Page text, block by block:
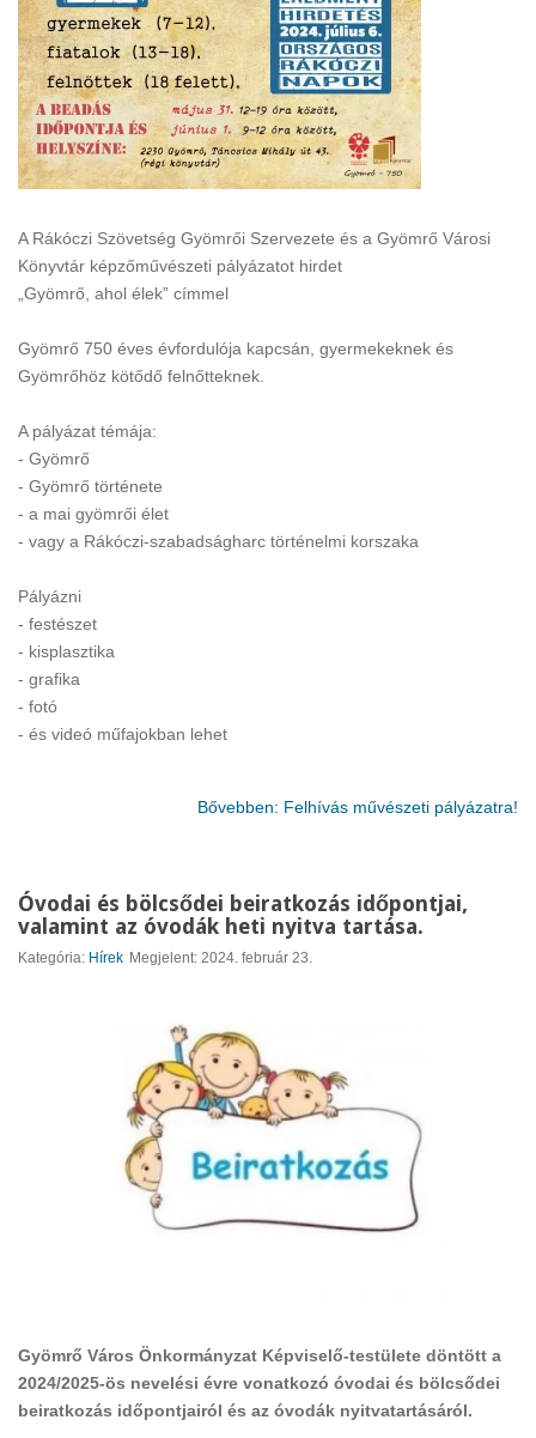
A Rákóczi Szövetség Gyömrői Szervezete és a Gyömrő Városi
Könyvtár képzőművészeti pályázatot hirdet
„Gyömrő, ahol élek” címmel
Gyömrő 750 éves évfordulója kapcsán, gyermekeknek és
Gyömrőhöz kötődő felnőtteknek.
A pályázat témája:
- Gyömrő
- Gyömrő története
- a mai gyömrői élet
- vagy a Rákóczi-szabadságharc történelmi korszaka
Pályázni
- festészet
- kisplasztika
- grafika
- fotó
- és videó műfajokban lehet
Bővebben: Felhívás művészeti pályázatra!
Óvodai és bölcsődei beiratkozás időpontjai,
valamint az óvodák heti nyitva tartása.
Kategória: Hírek Megjelent: 2024. február 23.
Gyömrő Város Önkormányzat Képviselő-testülete döntött a
2024/2025-ös nevelési évre vonatkozó óvodai és bölcsődei
beiratkozás időpontjairól és az óvodák nyitvatartásáról.